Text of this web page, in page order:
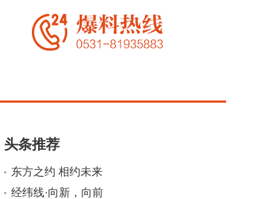
头条推荐
东方之约 相约未来
经纬线·向新，向前